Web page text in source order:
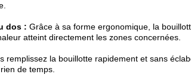
dos : Grâce à sa forme ergonomique, la
atteint directement les zones concernées.
remplissez la bouillotte rapidement et sans
de temps.